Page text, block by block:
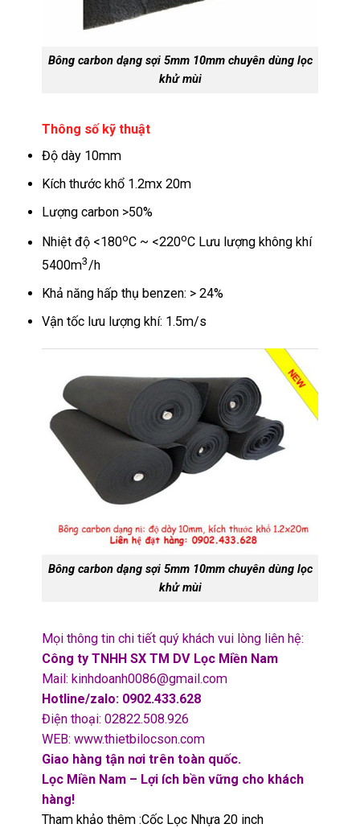
Bông carbon dạng sợi 5mm 10mm chuyên dùng lọc
khử mùi
Thông số kỹ thuật
Độ dày 10mm
Kích thước khổ 1.2mx 20m
Lượng carbon >50%
Nhiệt độ <180oC ~ <220oC Lưu lượng không khí
5400m3/h
Khả năng hấp thụ benzen: > 24%
Vận tốc lưu lượng khí: 1.5m/s
Bông carbon dạng sợi 5mm 10mm chuyên dùng lọc
khử mùi
Mọi thông tin chi tiết quý khách vui lòng liên hệ:
Công ty TNHH SX TM DV Lọc Miền Nam
Mail: kinhdoanh0086@gmail.com
Hotline/zalo: 0902.433.628
Điện thoại: 02822.508.926
WEB: www.thietbilocson.com
Giao hàng tận nơi trên toàn quốc.
Lọc Miền Nam – Lợi ích bền vững cho khách
hàng!
Tham khảo thêm :Cốc Lọc Nhựa 20 inch